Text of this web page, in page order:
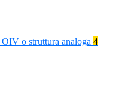
o struttura analoga 4